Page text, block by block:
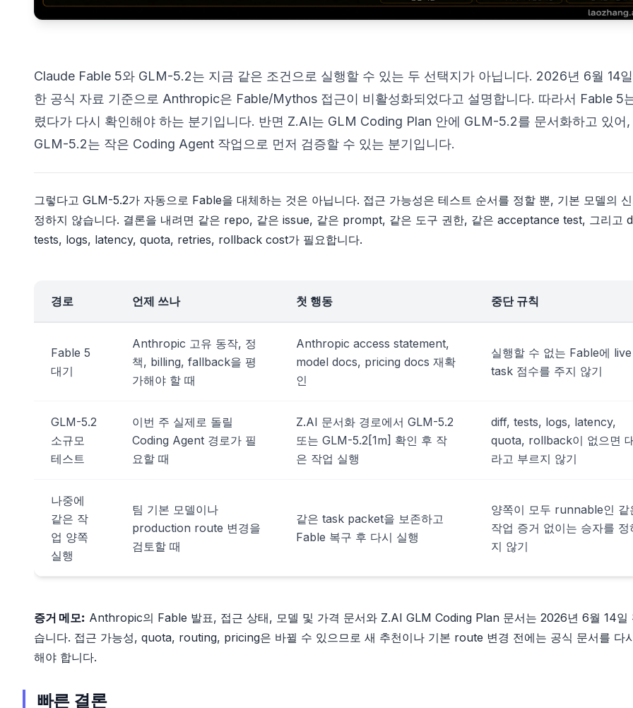
Claude Fable 5와 GLM-5.2는 지금 같은 조건으로 실행할 수 있는 두 선택지가 아닙니다. 2026년 6월 14
한 공식 자료 기준으로 Anthropic은 Fable/Mythos 접근이 비활성화되었다고 설명합니다. 따라서 Fable 5
렸다가 다시 확인해야 하는 분기입니다. 반면 Z.AI는 GLM Coding Plan 안에 GLM-5.2를 문서화하고 있어,
GLM-5.2는 작은 Coding Agent 작업으로 먼저 검증할 수 있는 분기입니다.
그렇다고 GLM-5.2가 자동으로 Fable을 대체하는 것은 아닙니다. 접근 가능성은 테스트 순서를 정할 뿐, 기본 모델의
정하지 않습니다. 결론을 내려면 같은 repo, 같은 issue, 같은 prompt, 같은 도구 권한, 같은 acceptance test, 그리고
tests, logs, latency, quota, retries, rollback cost가 필요합니다.
경로 언제 쓰나 첫 행동 중단 규칙
Fable 5
대기
Anthropic 고유 동작, 정
책, billing, fallback을 평
가해야 할 때
Anthropic access statement,
model docs, pricing docs 재확
인
실행할 수 없는 Fable에 live
task 점수를 주지 않기
GLM-5.2
소규모
테스트
이번 주 실제로 돌릴
Coding Agent 경로가 필
요할 때
Z.AI 문서화 경로에서 GLM-5.2
또는 GLM-5.2[1m] 확인 후 작
은 작업 실행
diff, tests, logs, latency,
quota, rollback이 없으면
라고 부르지 않기
나중에
같은 작
업 양쪽
실행
팀 기본 모델이나
production route 변경을
검토할 때
같은 task packet을 보존하고
Fable 복구 후 다시 실행
양쪽이 모두 runnable인 같
작업 증거 없이는 승자를 정
지 않기
증거 메모: Anthropic의 Fable 발표, 접근 상태, 모델 및 가격 문서와 Z.AI GLM Coding Plan 문서는 2026년 6월 14일
습니다. 접근 가능성, quota, routing, pricing은 바뀔 수 있으므로 새 추천이나 기본 route 변경 전에는 공식 문서를 다
해야 합니다.
빠른 결론